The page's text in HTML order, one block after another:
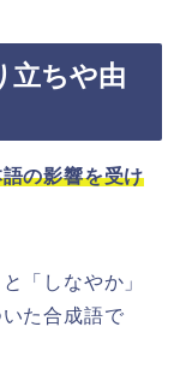
立ちや由
の影響を受け
「しなやか」
た合成語で